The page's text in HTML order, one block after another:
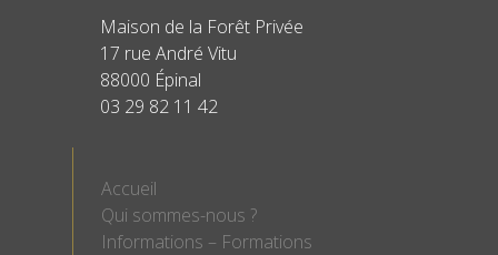
Maison de la Forêt Privée
17 rue André Vitu
88000 Épinal
03 29 82 11 42
Accueil
Qui sommes-nous ?
Informations – Formations